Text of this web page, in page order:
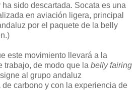
sido descartada. Socata es una
en aviación ligera, principal
por el paquete de la belly
este movimiento llevará a la
trabajo, de modo que la belly fairing
al grupo andaluz
carbono y con la experiencia de